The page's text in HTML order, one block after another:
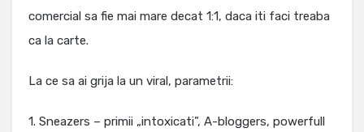
comercial sa fie mai mare decat 1:1, daca iti faci treaba
ca la carte.
La ce sa ai grija la un viral, parametrii:
1. Sneazers – primii „intoxicati”, A-bloggers, powerfull